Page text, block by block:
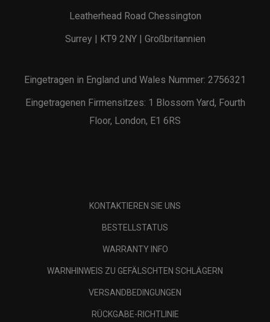
Leatherhead Road Chessington
Surrey | KT9 2NY | Großbritannien
Eingetragen in England und Wales Nummer: 2756321
Eingetragenen Firmensitzes: 1 Blossom Yard, Fourth
Floor, London, E1 6RS
KONTAKTIEREN SIE UNS
BESTELLSTATUS
WARRANTY INFO
WARNHINWEIS ZU GEFÄLSCHTEN SCHLÄGERN
VERSANDBEDINGUNGEN
RÜCKGABE-RICHTLINIE